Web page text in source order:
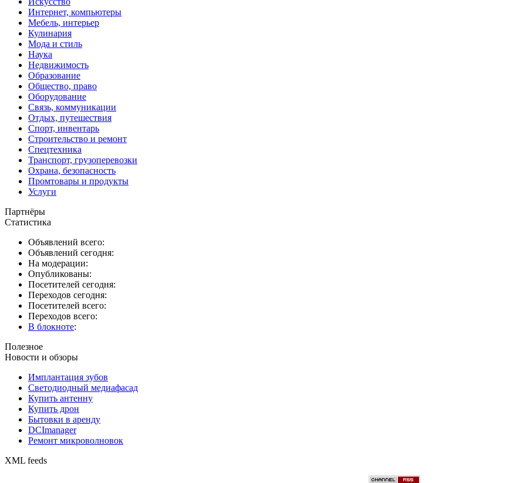
Интернет, компьютеры
Мебель, интерьер
Кулинария
Мода и стиль
Наука
Недвижимость
Образование
Общество, право
Оборудование
Связь, коммуникации
Отдых, путешествия
Спорт, инвентарь
Строительство и ремонт
Спецтехника
Транспорт, грузоперевозки
Охрана, безопасность
Промтовары и продукты
Услуги
Партнёры
Статистика
Объявлений всего:
Объявлений сегодня:
На модерации:
Опубликованы:
Посетителей сегодня:
Переходов сегодня:
Посетителей всего:
Переходов всего:
В блокноте:
Полезное
Новости и обзоры
Имплантация зубов
Светодиодный медиафасад
Купить антенну
Купить дрон
Бытовки в аренду
DCImanager
Ремонт микроволновок
XML feeds